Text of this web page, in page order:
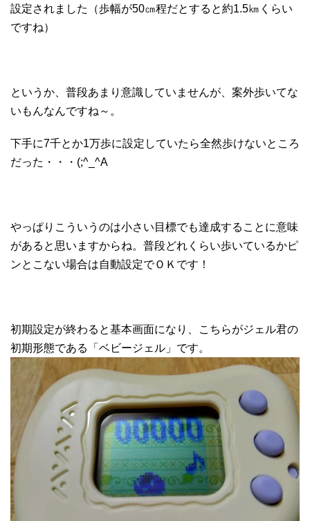
設定されました（歩幅が50㎝程だとすると約1.5㎞くらい
ですね）
というか、普段あまり意識していませんが、案外歩いてな
いもんなんですね～。
下手に7千とか1万歩に設定していたら全然歩けないところ
だった・・・(;^_^A
やっぱりこういうのは小さい目標でも達成することに意味
があると思いますからね。普段どれくらい歩いているかピ
ンとこない場合は自動設定でＯＫです！
初期設定が終わると基本画面になり、こちらがジェル君の
初期形態である「ベビージェル」です。